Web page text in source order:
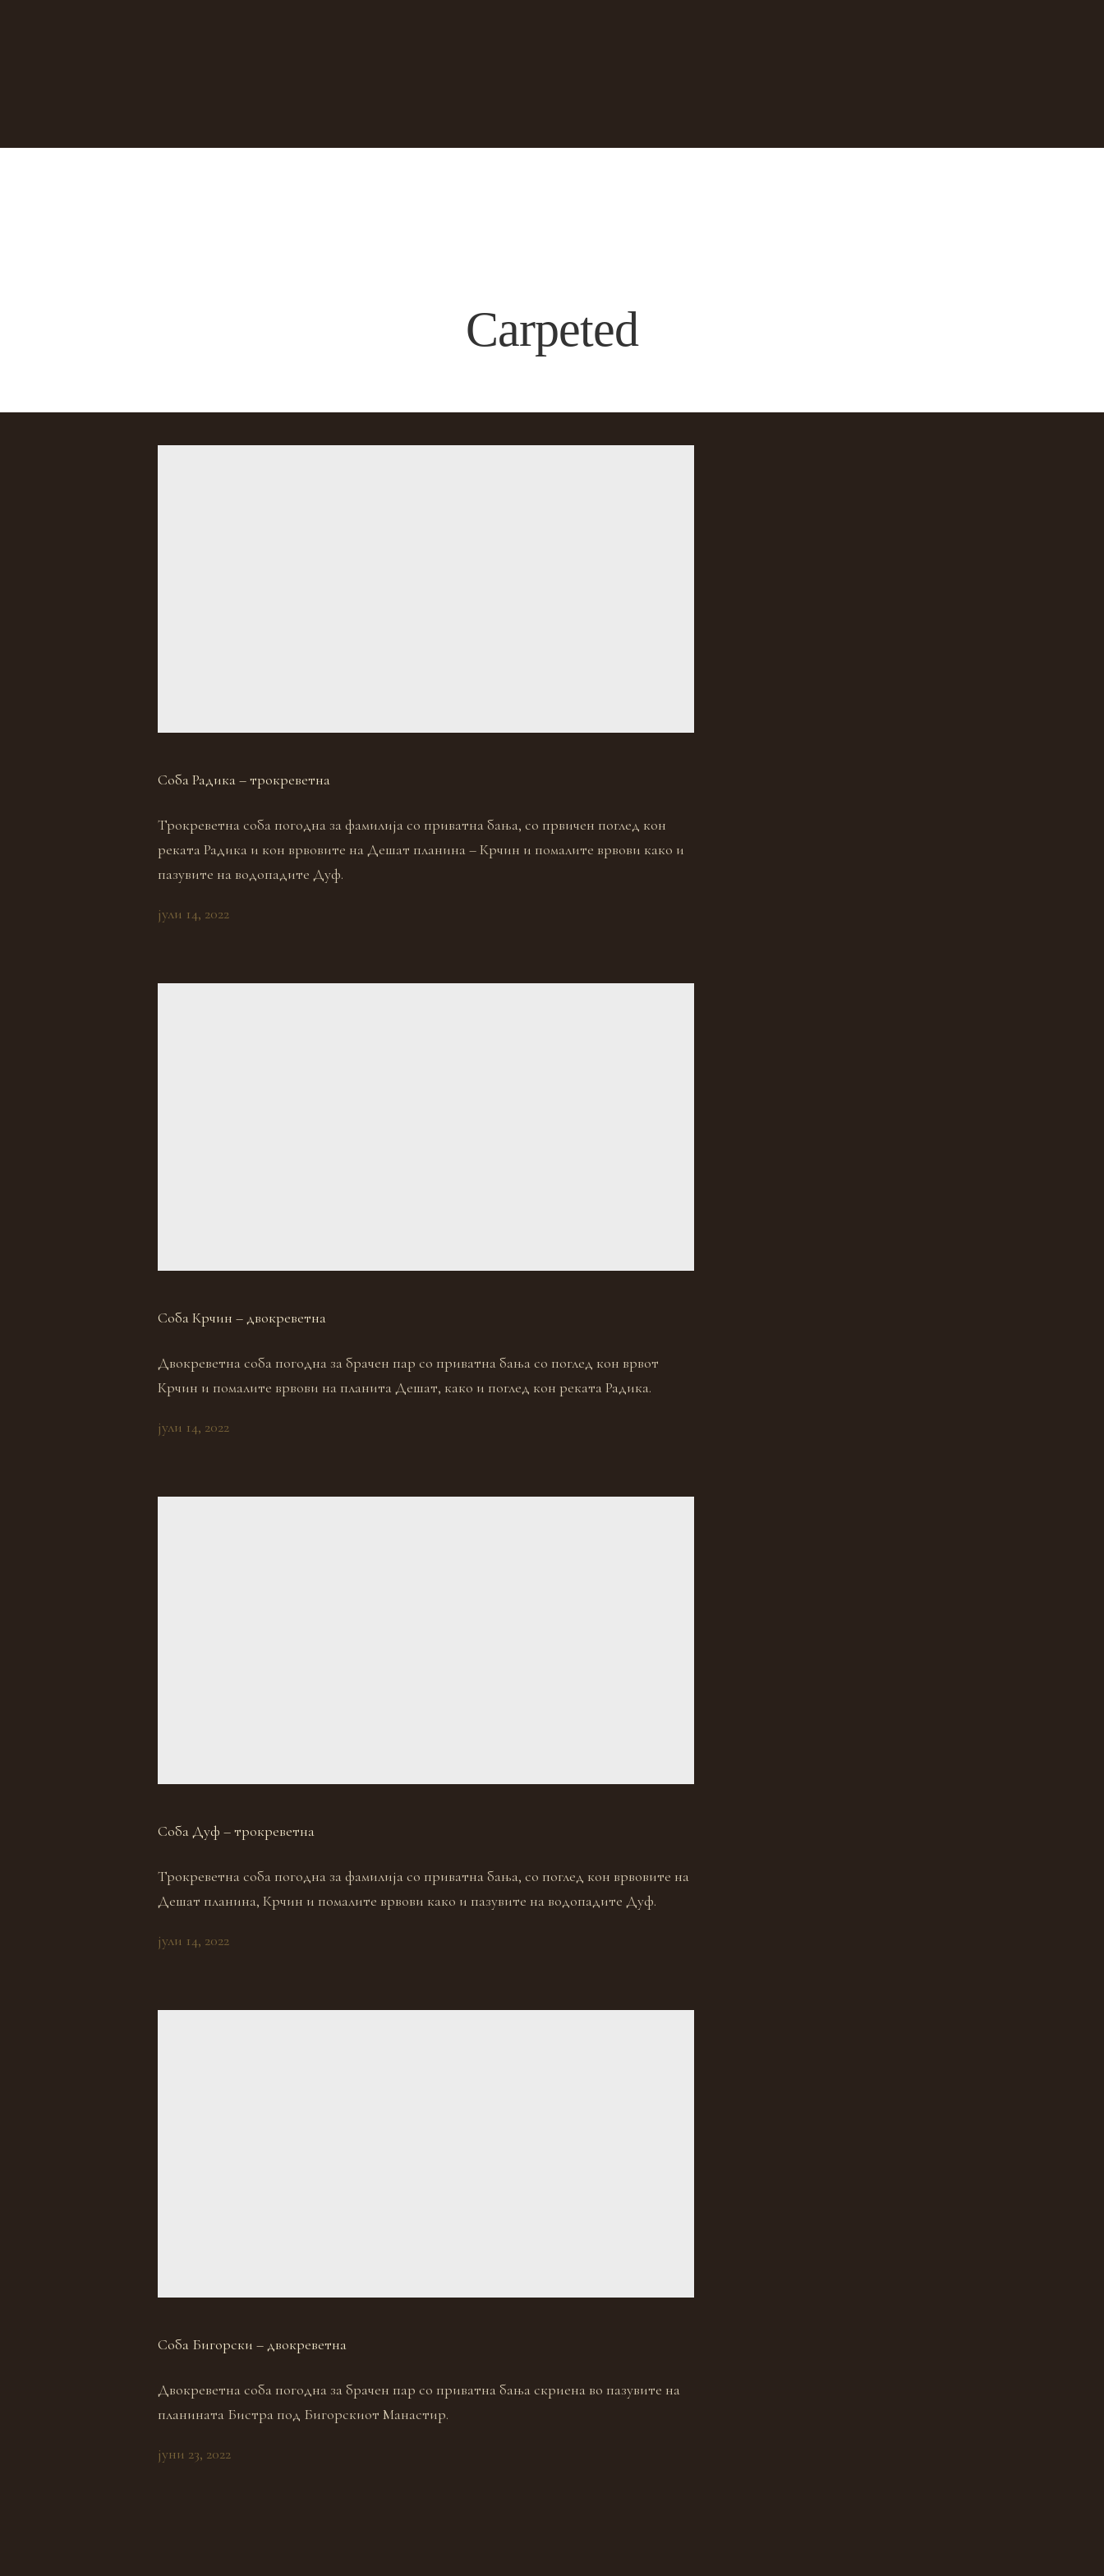
Carpeted
Соба Радика – трокреветна
Трокреветна соба погодна за фамилија со приватна бања, со првичен поглед кон
реката Радика и кон врвовите на Дешат планина – Крчин и помалите врвови како и
пазувите на водопадите Дуф.
јули 14, 2022
Соба Крчин – двокреветна
Двокреветна соба погодна за брачен пар со приватна бања со поглед кон врвот
Крчин и помалите врвови на планита Дешат, како и поглед кон реката Радика.
јули 14, 2022
Соба Дуф – трокреветна
Трокреветна соба погодна за фамилија со приватна бања, со поглед кон врвовите на
Дешат планина, Крчин и помалите врвови како и пазувите на водопадите Дуф.
јули 14, 2022
Соба Бигорски – двокреветна
Двокреветна соба погодна за брачен пар со приватна бања скриена во пазувите на
планината Бистра под Бигорскиот Манастир.
јуни 23, 2022